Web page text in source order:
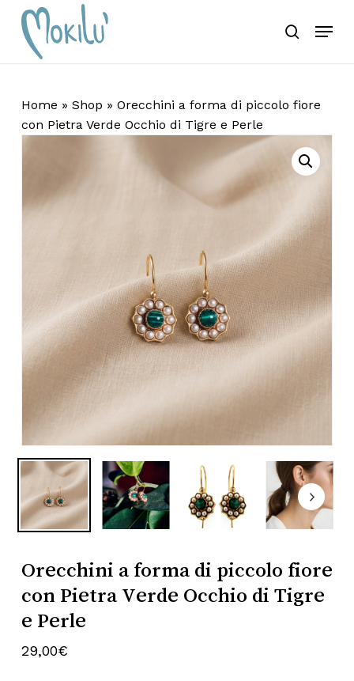
Skip
main
Ricerca
prodotti
search
Menu
Carrello Chiudi
Nessun prodotto
nel carrello.
Torna Allo Shop
Subtotale: 0,00
Visualizza Carrello Pagamento
Home » Shop » Orecchini a forma di piccolo fiore
con Pietra Verde Occhio di Tigre e Perle
Orecchini a forma di piccolo fiore
con Pietra Verde Occhio di Tigre
e Perle
29,00€